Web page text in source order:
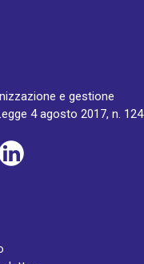
e gestione
4 agosto 2017, n. 124